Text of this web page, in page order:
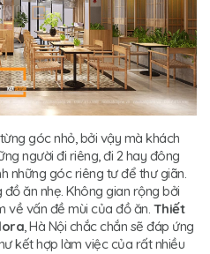
góc nhỏ, bởi vậy mà khách
người đi riêng, đi 2 hay đông
những góc riêng tư để thư giãn.
ăn nhẹ. Không gian rộng bởi
về vấn đề mùi của đồ ăn. Thiết
, Hà Nội chắc chắn sẽ đáp ứng
kết hợp làm việc của rất nhiều